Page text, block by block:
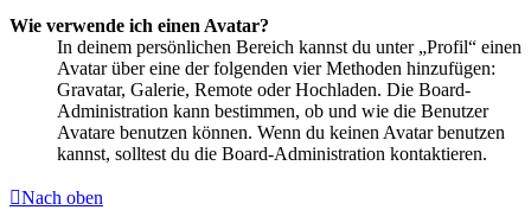
Wie verwende ich einen Avatar?
In deinem persönlichen Bereich kannst du unter „Profil“ einen
Avatar über eine der folgenden vier Methoden hinzufügen:
Gravatar, Galerie, Remote oder Hochladen. Die Board-
Administration kann bestimmen, ob und wie die Benutzer
Avatare benutzen können. Wenn du keinen Avatar benutzen
kannst, solltest du die Board-Administration kontaktieren.
Nach oben